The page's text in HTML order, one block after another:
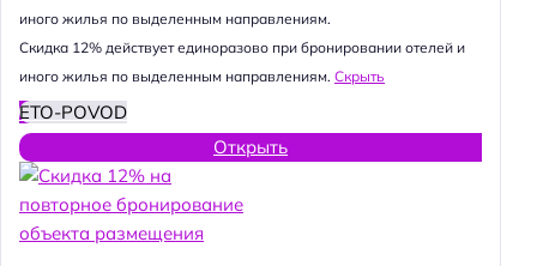
иного жилья по выделенным направлениям.
Cкидка 12% действует единоразово при бронировании отелей и
иного жилья по выделенным направлениям. Скрыть
ETO-POVOD
Открыть
Н
а
й